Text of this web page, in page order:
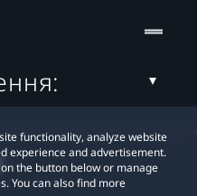
functionality, analyze website
experience and advertisement.
the button below or manage
You can also find more